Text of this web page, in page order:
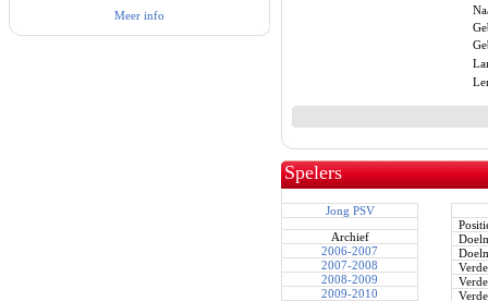
Meer info
Spelers
Jong PSV
Archief
2006-2007
2007-2008
2008-2009
2009-2010